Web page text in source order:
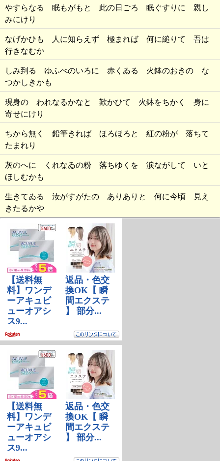
やすらなる 眠もがもと 此の日ごろ 眠ぐすりに 親し
みにけり
なげかひも 人に知らえず 極まれば 何に縋りて 吾は
行きなむか
しみ到る ゆふべのいろに 赤くゐる 火鉢のおきの な
つかしきかも
現身の われなるかなと 歎かひて 火鉢をちかく 身に
寄せにけり
ちから無く 鉛筆きれば ほろほろと 紅の粉が 落ちて
たまれり
灰のへに くれなゐの粉 落ちゆくを 涙ながして いと
ほしむかも
生きてゐる 汝がすがたの ありありと 何に今頃 見え
きたるかや